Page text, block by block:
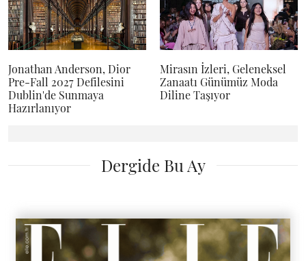
Jonathan Anderson, Dior
Pre-Fall 2027 Defilesini
Dublin'de Sunmaya
Hazırlanıyor
Mirasın İzleri, Geleneksel
Zanaatı Günümüz Moda
Diline Taşıyor
Dergide Bu Ay